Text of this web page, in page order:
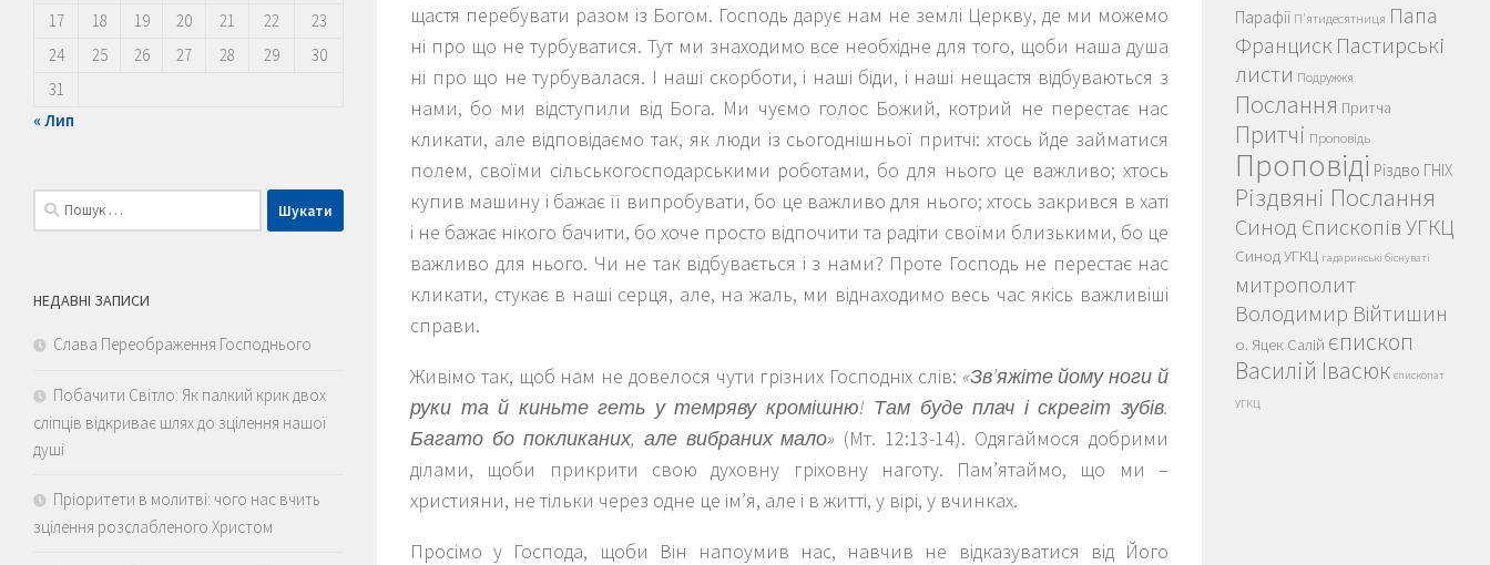
щастя перебувати разом із Богом. Господь дарує нам не землі Церкву, де ми можемо
ні про що не турбуватися. Тут ми знаходимо все необхідне для того, щоби наша душа
ні про що не турбувалася. І наші скорботи, і наші біди, і наші нещастя відбуваються з
нами, бо ми відступили від Бога. Ми чуємо голос Божий, котрий не перестає нас
кликати, але відповідаємо так, як люди із сьогоднішньої притчі: хтось йде займатися
полем, своїми сільськогосподарськими роботами, бо для нього це важливо; хтось
купив машину і бажає її випробувати, бо це важливо для нього; хтось закрився в хаті
і не бажає нікого бачити, бо хоче просто відпочити та радіти своїми близькими, бо це
важливо для нього. Чи не так відбувається і з нами? Проте Господь не перестає нас
кликати, стукає в наші серця, але, на жаль, ми віднаходимо весь час якісь важливіші
справи.
Живімо так, щоб нам не довелося чути грізних Господніх слів: «Зв’яжіте йому ноги й
руки та й киньте геть у темряву кромішню! Там буде плач і скрегіт зубів.
Багато бо покликаних, але вибраних мало» (Мт. 12:13-14). Одягаймося добрими
ділами, щоби прикрити свою духовну гріховну наготу. Пам’ятаймо, що ми –
християни, не тільки через одне це ім’я, але і в житті, у вірі, у вчинках.
Просімо у Господа, щоби Він напоумив нас, навчив не відказуватися від Його
17
18 19 20 21 22
23
24
25 26 27 28 29
30
31
« Лип
Пошук:
НЕДАВНІ ЗАПИСИ
Слава Переображення Господнього
Побачити Світло: Як палкий крик двох
сліпців відкриває шлях до зцілення нашої
душі
Пріоритети в молитві: чого нас вчить
зцілення розслабленого Христом
Парафії П'ятидесятниця Папа
Франциск Пастирські
листи Подружжя
Послання Притча
Притчі Проповідь
Проповіді Різдво ГНІХ
Різдвяні Послання
Синод Єпископів УГКЦ
Синод УГКЦ гадаринські біснуваті
митрополит
Володимир Війтишин
о. Яцек Салій єпископ
Василій Івасюк єпископат
УГКЦ